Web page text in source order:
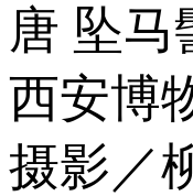
唐 坠
西安博
摄影／